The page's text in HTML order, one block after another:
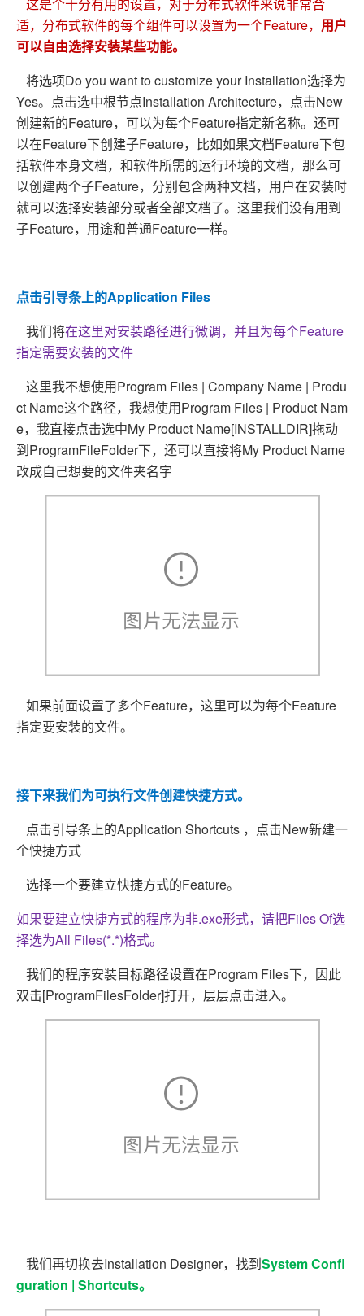
适，分布式软件的每个组件可以设置为一个Feature， 用户
可以自由选择安装某些功能。
将选项Do you want to customize your Installation选择为
Yes。 点击选中根节点Installation Architecture，点击New
创建新的Feature，可以为每个Feature指定新名称。 还可
以在Feature下创建子Feature，比如如果文档Feature下包
括软件本身文档，和软件所需的运行环境的文档，那么可
以创建两个子Feature，分别包含两种文档，用户在安装时
就可以选择安装部分或者全部文档了。这里我们没有用到
子Feature，用途和普通Feature一样。
点击引导条上的Application Files
我们将在这里对安装路径进行微调，并且为每个Feature
指定需要安装的文件
这里我不想使用Program Files | Company Name | Produ
ct Name这个路径，我想使用Program Files | Product Nam
e，我直接点击选中My Product Name[INSTALLDIR]拖动
到ProgramFileFolder下，还可以直接将My Product Name
改成自己想要的文件夹名字
如果前面设置了多个Feature，这里可以为每个Feature
指定要安装的文件。
接下来我们为可执行文件创建快捷方式。
点击引导条上的Application Shortcuts ， 点击New新建一
个快捷方式
选择一个要建立快捷方式的Feature。
如果要建立快捷方式的程序为非.exe形式，请把Files Of选
择选为All Files(*.*)格式。
我们的程序安装目标路径设置在Program Files下，因此
双击[ProgramFilesFolder]打开，层层点击进入。
我们再切换去Installation Designer，找到System Confi
guration | Shortcuts。